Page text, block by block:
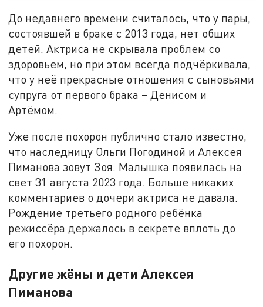
До недавнего времени считалось, что у пары,
состоявшей в браке с 2013 года, нет общих
детей. Актриса не скрывала проблем со
здоровьем, но при этом всегда подчёркивала,
что у неё прекрасные отношения с сыновьями
супруга от первого брака – Денисом и
Артёмом.
Уже после похорон публично стало известно,
что наследницу Ольги Погодиной и Алексея
Пиманова зовут Зоя. Малышка появилась на
свет 31 августа 2023 года. Больше никаких
комментариев о дочери актриса не давала.
Рождение третьего родного ребёнка
режиссёра держалось в секрете вплоть до
его похорон.
Другие жёны и дети Алексея
Пиманова